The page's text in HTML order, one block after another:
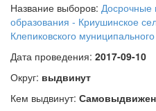
Название выборов: Досрочные
образования - Криушинское
Клепиковского
Дата проведения: 2017-09-10
Округ: выдвинут
Кем выдвинут: